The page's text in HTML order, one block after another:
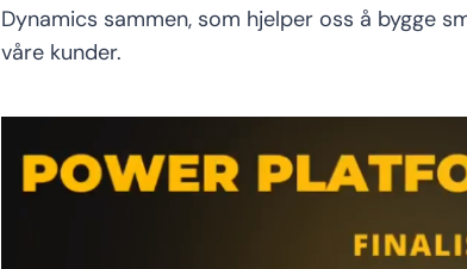
Dynamics sammen, som hjelper oss å bygge
våre kunder.